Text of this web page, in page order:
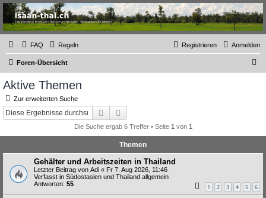
Thailand & Isaan Forum
- isaan-thai.ch
Das freundliche Forum über Thailand und den Isaan - von Membern für Member
FAQ Regeln Anmelden
Registrieren
Foren-Übersicht
Aktive Themen
Zur erweiterten Suche
Suche
Die Suche ergab 6 Treffer • Seite 1von 1
Themen
Gehälter und Arbeitszeiten in Thailand
Letzter Beitrag von Adi « Fr 7. Aug 2026, 11:46
Verfasst in Südostasien und Thailand allgemein
Antworten: 55 1 2 3 4 5 6